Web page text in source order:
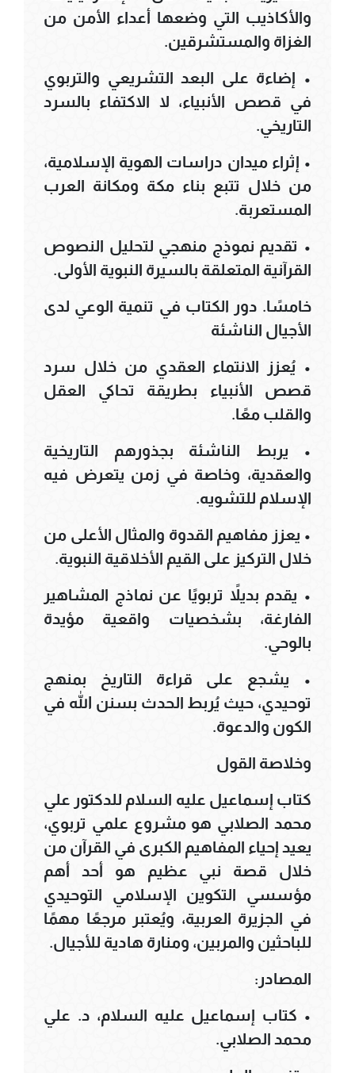
والأكاذيب التي وضعها أعداء الأمن من
الغزاة والمستشرقين.
• إضاءة على البعد التشريعي والتربوي
في قصص الأنبياء، لا الاكتفاء بالسرد
التاريخي.
• إثراء ميدان دراسات الهوية الإسلامية،
من خلال تتبع بناء مكة ومكانة العرب
المستعربة.
• تقديم نموذج منهجي لتحليل النصوص
القرآنية المتعلقة بالسيرة النبوية الأولى.
خامسًا. دور الكتاب في تنمية الوعي لدى
الأجيال الناشئة
• يُعزز الانتماء العقدي من خلال سرد
قصص الأنبياء بطريقة تحاكي العقل
والقلب معًا.
• يربط الناشئة بجذورهم التاريخية
والعقدية، وخاصة في زمن يتعرض فيه
الإسلام للتشويه.
• يعزز مفاهيم القدوة والمثال الأعلى من
خلال التركيز على القيم الأخلاقية النبوية.
• يقدم بديلاً تربويًا عن نماذج المشاهير
الفارغة، بشخصيات واقعية مؤيدة
بالوحي.
• يشجع على قراءة التاريخ بمنهج
توحيدي، حيث يُربط الحدث بسنن الله في
الكون والدعوة.
وخلاصة القول
كتاب إسماعيل عليه السلام للدكتور علي
محمد الصلابي هو مشروع علمي تربوي،
يعيد إحياء المفاهيم الكبرى في القرآن من
خلال قصة نبي عظيم هو أحد أهم
مؤسسي التكوين الإسلامي التوحيدي
في الجزيرة العربية، ويُعتبر مرجعًا مهمًا
للباحثين والمربين، ومنارة هادية للأجيال.
المصادر:
• كتاب إسماعيل عليه السلام، د. علي
محمد الصلابي.